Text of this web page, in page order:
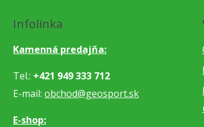
Infolinka
Kamenná predajňa:
Tel.: +421 949 333 712
E-mail: obchod@geosport.sk
E-shop: